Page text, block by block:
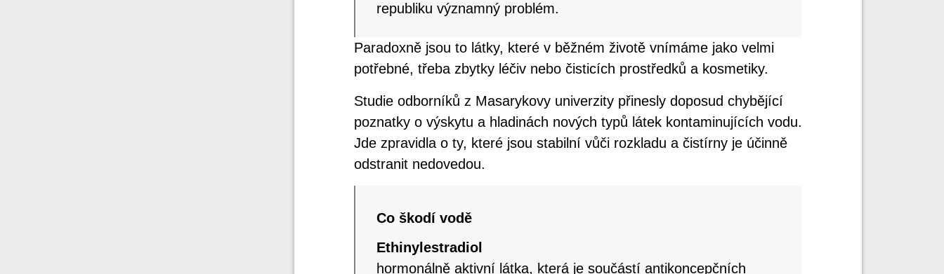
republiku významný problém.
Paradoxně jsou to látky, které v běžném životě vnímáme jako velmi
potřebné, třeba zbytky léčiv nebo čisticích prostředků a kosmetiky.
Studie odborníků z Masarykovy univerzity přinesly doposud chybějící
poznatky o výskytu a hladinách nových typů látek kontaminujících vodu.
Jde zpravidla o ty, které jsou stabilní vůči rozkladu a čistírny je účinně
odstranit nedovedou.
Co škodí vodě
Ethinylestradiol
hormonálně aktivní látka, která je součástí antikoncepčních